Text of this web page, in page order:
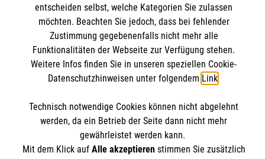
Impressum
Datenschutz
Malteserorden
Malteser Jugend
Malteser International
Mediathek
Spendenkonto
IBAN: DE68 3706 0193 4006 4700 20
BIC: GENODED 1PA7
Soziale Netzwerke
entscheiden selbst, welche Kategorien Sie zulassen
möchten. Beachten Sie jedoch, dass bei fehlender
Zustimmung gegebenenfalls nicht mehr alle
Funktionalitäten der Webseite zur Verfügung stehen.
Weitere Infos finden Sie in unseren speziellen Cookie-
Datenschutzhinweisen unter folgendem Link.
Technisch notwendige Cookies können nicht abgelehnt
werden, da ein Betrieb der Seite dann nicht mehr
gewährleistet werden kann.
Mit dem Klick auf Alle akzeptierenstimmen Sie zusätzlich